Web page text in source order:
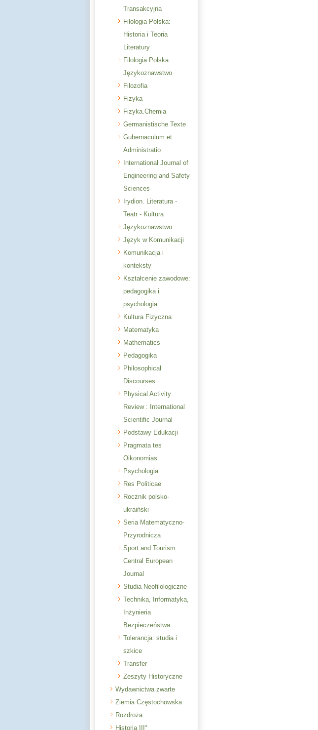
Transakcyjna
Filologia Polska:
Historia i Teoria
Literatury
Filologia Polska:
Językoznawstwo
Filozofia
Fizyka
Fizyka.Chemia
Germanistische Texte
Gubernaculum et
Administratio
International Journal of
Engineering and Safety
Sciences
Irydion. Literatura -
Teatr - Kultura
Językoznawstwo
Język w Komunikacji
Komunikacja i
konteksty
Kształcenie zawodowe:
pedagogika i
psychologia
Kultura Fizyczna
Matematyka
Mathematics
Pedagogika
Philosophical
Discourses
Physical Activity
Review : International
Scientific Journal
Podstawy Edukacji
Pragmata tes
Oikonomias
Psychologia
Res Politicae
Rocznik polsko-
ukraiński
Seria Matematyczno-
Przyrodnicza
Sport and Tourism.
Central European
Journal
Studia Neofilologiczne
Technika, Informatyka,
Inżynieria
Bezpieczeństwa
Tolerancja: studia i
szkice
Transfer
Zeszyty Historyczne
Wydawnictwa zwarte
Ziemia Częstochowska
Rozdroża
Historia III°